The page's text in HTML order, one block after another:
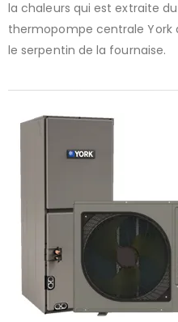
la chaleurs qui est extraite
thermopompe centrale York
le serpentin de la fournaise.